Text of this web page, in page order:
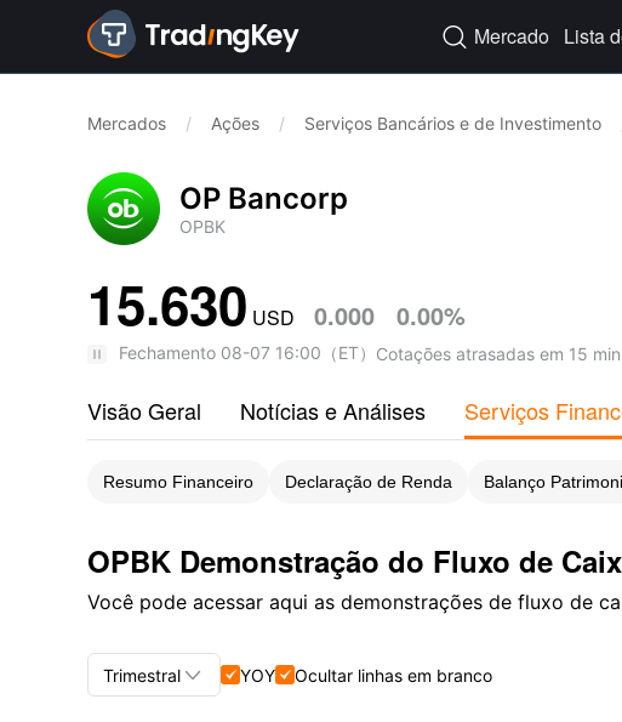
 Mercado Lista
Mercados / Ações / Serviços Bancários e de Investimento
OP Bancorp
OPBK
15.630 USD 0.000 0.00%
Fechamento 08-07 16:00 （ET） Cotações atrasadas em 15 min
Visão Geral Notícias e Análises Serviços
Resumo Financeiro Declaração de Renda Balanço
OPBK Demonstração do Fluxo de
Você pode acessar aqui as demonstrações de fluxo de
Trimestral  YOY Ocultar linhas em branco